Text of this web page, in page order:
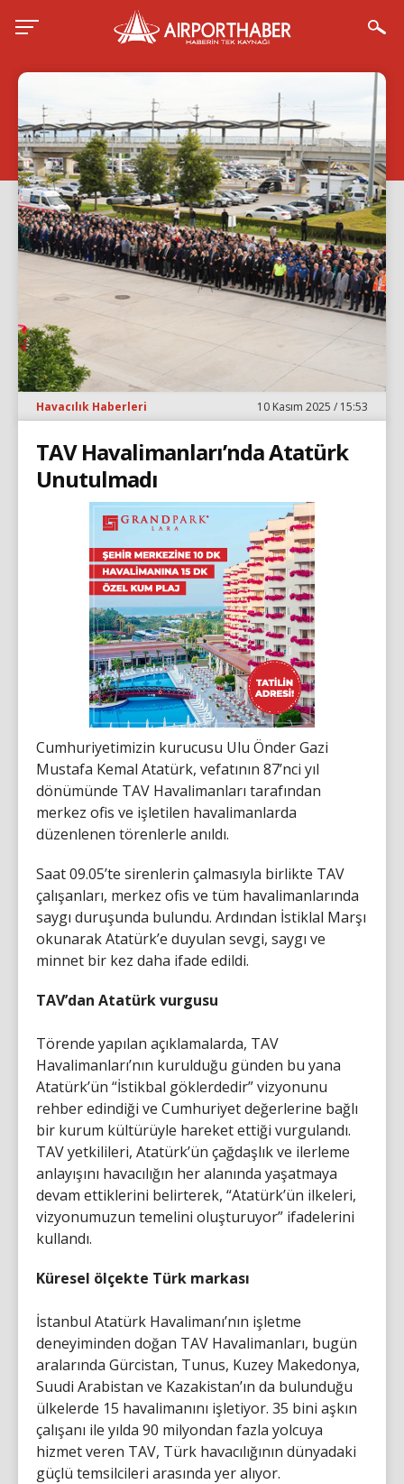
Havacılık Haberleri 10 Kasım 2025 / 15:53
TAV Havalimanları’nda Atatürk
Unutulmadı
Cumhuriyetimizin kurucusu Ulu Önder Gazi
Mustafa Kemal Atatürk, vefatının 87’nci yıl
dönümünde TAV Havalimanları tarafından
merkez ofis ve işletilen havalimanlarda
düzenlenen törenlerle anıldı.
Saat 09.05’te sirenlerin çalmasıyla birlikte TAV
çalışanları, merkez ofis ve tüm havalimanlarında
saygı duruşunda bulundu. Ardından İstiklal Marşı
okunarak Atatürk’e duyulan sevgi, saygı ve
minnet bir kez daha ifade edildi.
TAV’dan Atatürk vurgusu
Törende yapılan açıklamalarda, TAV
Havalimanları’nın kurulduğu günden bu yana
Atatürk’ün “İstikbal göklerdedir” vizyonunu
rehber edindiği ve Cumhuriyet değerlerine bağlı
bir kurum kültürüyle hareket ettiği vurgulandı.
TAV yetkilileri, Atatürk’ün çağdaşlık ve ilerleme
anlayışını havacılığın her alanında yaşatmaya
devam ettiklerini belirterek, “Atatürk’ün ilkeleri,
vizyonumuzun temelini oluşturuyor” ifadelerini
kullandı.
Küresel ölçekte Türk markası
İstanbul Atatürk Havalimanı’nın işletme
deneyiminden doğan TAV Havalimanları, bugün
aralarında Gürcistan, Tunus, Kuzey Makedonya,
Suudi Arabistan ve Kazakistan’ın da bulunduğu
ülkelerde 15 havalimanını işletiyor. 35 bini aşkın
çalışanı ile yılda 90 milyondan fazla yolcuya
hizmet veren TAV, Türk havacılığının dünyadaki
güçlü temsilcileri arasında yer alıyor.